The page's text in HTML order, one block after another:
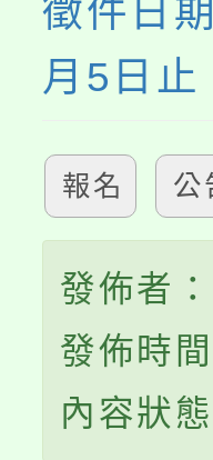
徵件日
月5日止
報名 公
發佈者
發佈時
內容狀